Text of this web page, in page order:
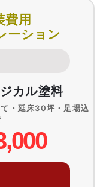
費用
ーション
カル塗料
・延床30坪・足場込